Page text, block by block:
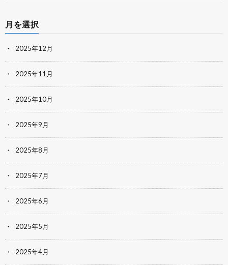
月を選択
2025年12月
2025年11月
2025年10月
2025年9月
2025年8月
2025年7月
2025年6月
2025年5月
2025年4月